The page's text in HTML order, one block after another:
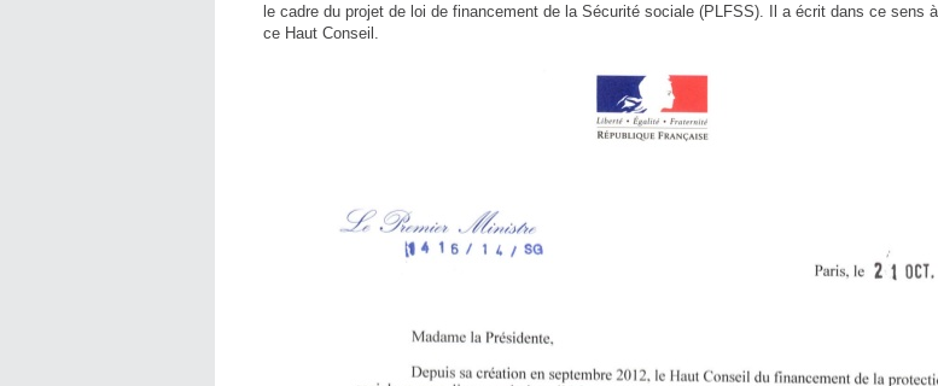
le cadre du projet de loi de financement de la Sécurité sociale (PLFSS). Il a écrit dans ce sens
ce Haut Conseil.